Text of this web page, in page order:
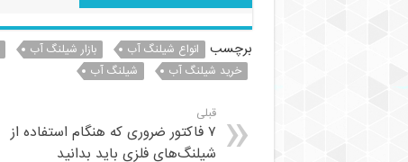
برچسب انواع شیلنگ آب بازار شیلنگ آب
خرید شیلنگ آب
شیلنگ آب
قبلی
۷ فاکتور ضروری که هنگام استفاده از
شیلنگ‌های فلزی باید بدانید